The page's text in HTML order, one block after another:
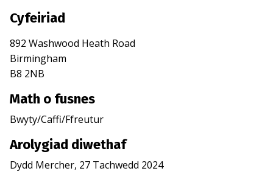
Cyfeiriad
892 Washwood Heath Road
Birmingham
B8 2NB
Math o fusnes
Bwyty/Caffi/Ffreutur
Arolygiad diwethaf
Dydd Mercher, 27 Tachwedd 2024